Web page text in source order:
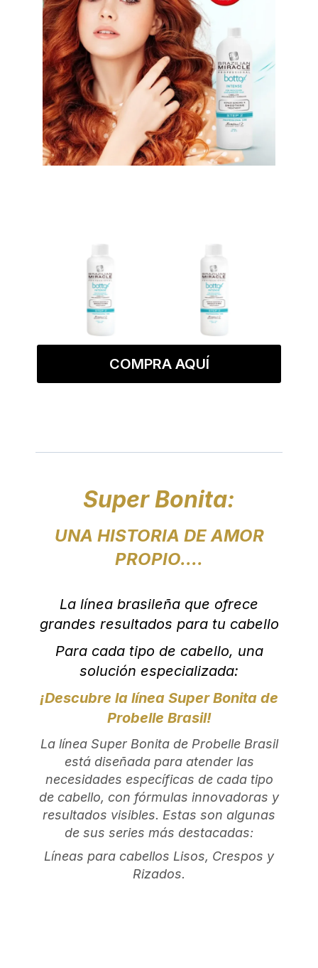
COMPRA AQUÍ
Super Bonita:
UNA HISTORIA DE AMOR
PROPIO....
La línea brasileña que ofrece
grandes resultados para tu cabello
Para cada tipo de cabello, una
solución especializada:
¡Descubre la línea Super Bonita de
Probelle Brasil!
La línea Super Bonita de Probelle Brasil
está diseñada para atender las
necesidades específicas de cada tipo
de cabello, con fórmulas innovadoras y
resultados visibles. Estas son algunas
de sus series más destacadas:
Líneas para cabellos Lisos, Crespos y
Rizados.